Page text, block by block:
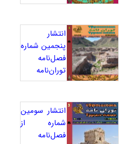
انتشار
پنجمین شماره
فصل‌نامه
توران‌نامه
انتشار سومین
شماره از
فصل‌نامه